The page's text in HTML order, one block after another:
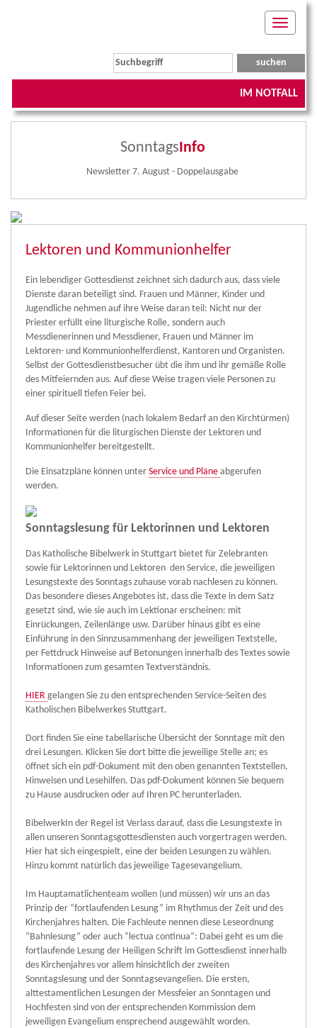
Toggle
IM NOTFALL
SonntagsInfo
Newsletter 7. August - Doppelausgabe
Lektoren und Kommunionhelfer
Ein lebendiger Gottesdienst zeichnet sich dadurch aus, dass viele
Dienste daran beteiligt sind. Frauen und Männer, Kinder und
Jugendliche nehmen auf ihre Weise daran teil: Nicht nur der
Priester erfüllt eine liturgische Rolle, sondern auch
Messdienerinnen und Messdiener, Frauen und Männer im
Lektoren- und Kommunionhelferdienst, Kantoren und Organisten.
Selbst der Gottesdienstbesucher übt die ihm und ihr gemäße Rolle
des Mitfeiernden aus. Auf diese Weise tragen viele Personen zu
einer spirituell tiefen Feier bei.
Auf dieser Seite werden (nach lokalem Bedarf an den Kirchtürmen)
Informationen für die liturgischen Dienste der Lektoren und
Kommunionhelfer bereitgestellt.
Die Einsatzpläne können unter Service und Pläne abgerufen
werden.
Sonntagslesung für Lektorinnen und Lektoren
Das Katholische Bibelwerk in Stuttgart bietet für Zelebranten
sowie für Lektorinnen und Lektoren den Service, die jeweiligen
Lesungstexte des Sonntags zuhause vorab nachlesen zu können.
Das besondere dieses Angebotes ist, dass die Texte in dem Satz
gesetzt sind, wie sie auch im Lektionar erscheinen: mit
Einrückungen, Zeilenlänge usw. Darüber hinaus gibt es eine
Einführung in den Sinnzusammenhang der jeweiligen Textstelle,
per Fettdruck Hinweise auf Betonungen innerhalb des Textes sowie
Informationen zum gesamten Textverständnis.
HIER gelangen Sie zu den entsprechenden Service-Seiten des
Katholischen Bibelwerkes Stuttgart.
Dort finden Sie eine tabellarische Übersicht der Sonntage mit den
drei Lesungen. Klicken Sie dort bitte die jeweilige Stelle an; es
öffnet sich ein pdf-Dokument mit den oben genannten Textstellen,
Hinweisen und Lesehilfen. Das pdf-Dokument können Sie bequem
zu Hause ausdrucken oder auf Ihren PC herunterladen.
BibelwerkIn der Regel ist Verlass darauf, dass die Lesungstexte in
allen unseren Sonntagsgottesdiensten auch vorgertragen werden.
Hier hat sich eingespielt, eine der beiden Lesungen zu wählen.
Hinzu kommt natürlich das jeweilige Tagesevangelium.
Im Hauptamatlichenteam wollen (und müssen) wir uns an das
Prinzip der “fortlaufenden Lesung” im Rhythmus der Zeit und des
Kirchenjahres halten. Die Fachleute nennen diese Leseordnung
“Bahnlesung” oder auch “lectua continua”: Dabei geht es um die
fortlaufende Lesung der Heiligen Schrift im Gottesdienst innerhalb
des Kirchenjahres vor allem hinsichtlich der zweiten
Sonntagslesung und der Sonntagsevangelien. Die ersten,
alttestamentlichen Lesungen der Messfeier an Sonntagen und
Hochfesten sind von der entsprechenden Kommission dem
jeweiligen Evangelium ensprechend ausgewählt worden.